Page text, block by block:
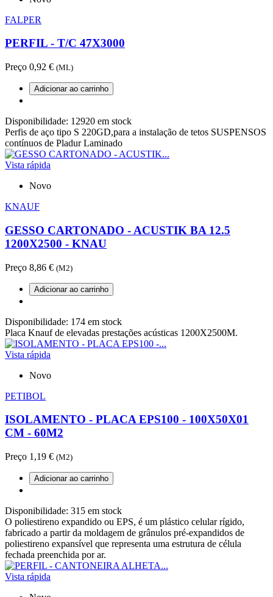
FALPER
PERFIL - T/C 47X3000
Preço 0,92 € (ML)
Adicionar ao carrinho
Disponibilidade: 12920 em stock
Perfis de aço tipo S 220GD,para a instalação de tetos SUSPENSOS
contínuos de Pladur Laminado
Vista rápida
Novo
KNAUF
GESSO CARTONADO - ACUSTIK BA 12.5
1200X2500 - KNAU
Preço 8,86 € (M2)
Adicionar ao carrinho
Disponibilidade: 174 em stock
Placa Knauf de elevadas prestações acústicas 1200X2500M.
Vista rápida
Novo
PETIBOL
ISOLAMENTO - PLACA EPS100 - 100X50X01
CM - 60M2
Preço 1,19 € (M2)
Adicionar ao carrinho
Disponibilidade: 315 em stock
O poliestireno expandido ou EPS, é um plástico celular rígido,
fabricado a partir da moldagem de grânulos pré-expandidos de
poliestireno expansível que representa uma estrutura de célula
fechada preenchida por ar.
Vista rápida